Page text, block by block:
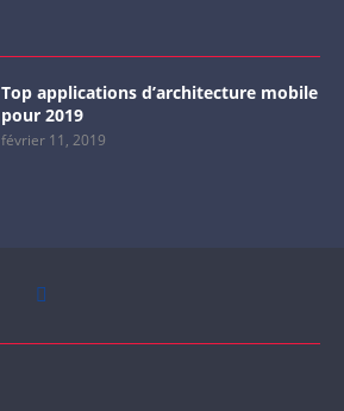
Top applications d’architecture mobile
pour 2019
février 11, 2019